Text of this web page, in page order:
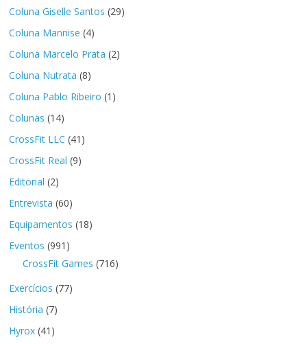
Coluna Giselle Santos (29)
Coluna Mannise (4)
Coluna Marcelo Prata (2)
Coluna Nutrata (8)
Coluna Pablo Ribeiro (1)
Colunas (14)
CrossFit LLC (41)
CrossFit Real (9)
Editorial (2)
Entrevista (60)
Equipamentos (18)
Eventos (991)
CrossFit Games (716)
Exercícios (77)
História (7)
Hyrox (41)